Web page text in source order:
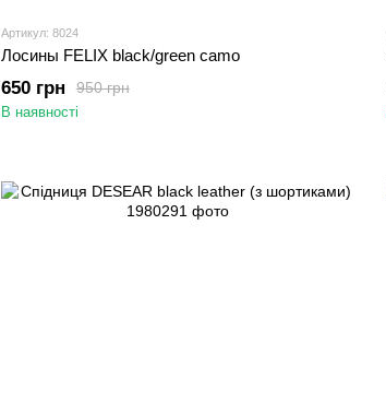
Артикул: 8024
Лосины FELIX black/green camo
950 грн
650 грн
В наявності